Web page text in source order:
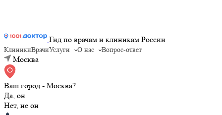
Гид по врачам и клиникам России
КлиникиВрачиУслуги О нас Вопрос-ответ
Москва
Ваш город - Москва?
Да, он
Нет, не он